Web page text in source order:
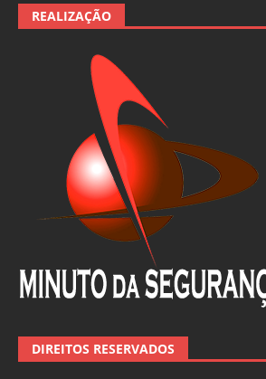
REALIZAÇÃO
DIREITOS RESERVADOS